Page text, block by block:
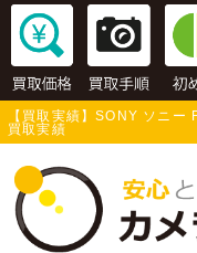
【買取実績】SONY ソニ
買取実績